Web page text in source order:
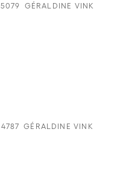
5079 GÉRALDINE VINK
4787 GÉRALDINE VINK